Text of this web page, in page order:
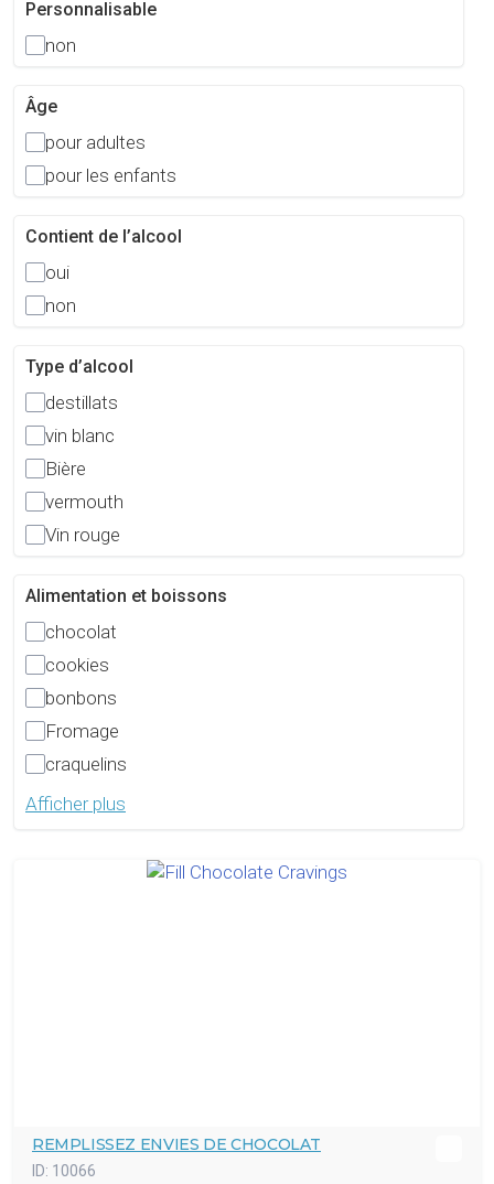
Personnalisable
non
Âge
pour adultes
pour les enfants
Contient de l’alcool
oui
non
Type d’alcool
destillats
vin blanc
Bière
vermouth
Vin rouge
Alimentation et boissons
chocolat
cookies
bonbons
Fromage
craquelins
Afficher plus
REMPLISSEZ ENVIES DE CHOCOLAT
ID: 10066